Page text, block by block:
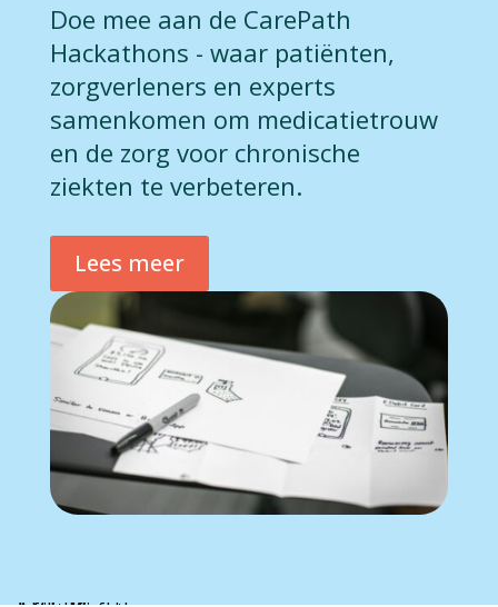
Doe mee aan de CarePath
Hackathons - waar patiënten,
zorgverleners en experts
samenkomen om medicatietrouw
en de zorg voor chronische
ziekten te verbeteren.
Lees meer